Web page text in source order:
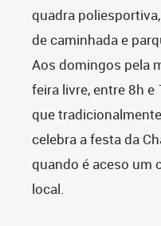
quadra
de caminhada e
Aos domingos pela
feira livre, entre 8h e
que
celebra a festa da
quando é aceso um
local.